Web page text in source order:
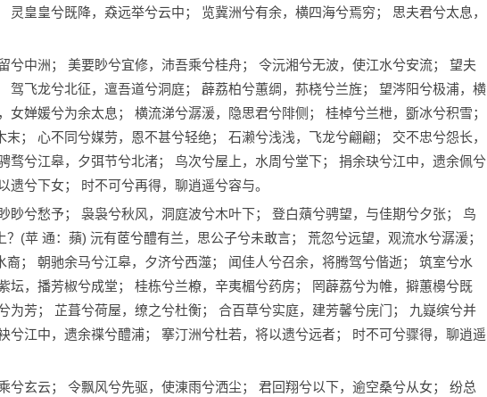
灵皇皇兮既降，猋远举兮云中； 览冀洲兮有余，横四海兮焉穷； 思夫君兮太息，
兮中洲； 美要眇兮宜修，沛吾乘兮桂舟； 令沅湘兮无波，使江水兮安流； 望夫
驾飞龙兮北征，邅吾道兮洞庭； 薜荔柏兮蕙绸，荪桡兮兰旌； 望涔阳兮极浦，横
女婵媛兮为余太息； 横流涕兮潺湲，隐思君兮陫侧； 桂棹兮兰枻，斵冰兮积雪；
； 心不同兮媒劳，恩不甚兮轻绝； 石濑兮浅浅，飞龙兮翩翩； 交不忠兮怨长，
骛兮江皋，夕弭节兮北渚； 鸟次兮屋上，水周兮堂下； 捐余玦兮江中，遗余佩兮
遗兮下女； 时不可兮再得，聊逍遥兮容与。
眇兮愁予； 袅袅兮秋风，洞庭波兮木叶下； 登白薠兮骋望，与佳期兮夕张； 鸟
(苹 通：蘋) 沅有茝兮醴有兰，思公子兮未敢言； 荒忽兮远望，观流水兮潺湲；
裔； 朝驰余马兮江皋，夕济兮西澨； 闻佳人兮召余，将腾驾兮偕逝； 筑室兮水
坛，播芳椒兮成堂； 桂栋兮兰橑，辛夷楣兮药房； 罔薜荔兮为帷，擗蕙櫋兮既
为芳； 芷葺兮荷屋，缭之兮杜衡； 合百草兮实庭，建芳馨兮庑门； 九嶷缤兮并
兮江中，遗余褋兮醴浦； 搴汀洲兮杜若，将以遗兮远者； 时不可兮骤得，聊逍遥
兮玄云； 令飘风兮先驱，使涷雨兮洒尘； 君回翔兮以下，逾空桑兮从女； 纷总